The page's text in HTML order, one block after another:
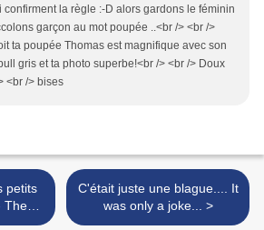
confirment la règle :-D alors gardons le féminin
garçon au mot poupée ..<br /> <br />
ta poupée Thomas est magnifique avec son
gris et ta photo superbe!<br /> <br /> Doux
<br /> bises
The
C'était juste une blague.... It
was only a joke... >